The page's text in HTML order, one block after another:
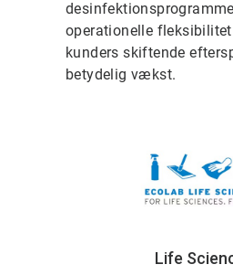
operationelle
kunders skiftende
betydelig vækst.
Life